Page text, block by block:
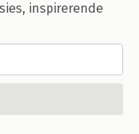
inspirerende